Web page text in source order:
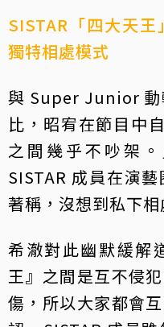
SISTAR「四大天
獨特相處模式
與 Super Junior 動
比，昭宥在節目中
之間幾乎不吵架
SISTAR 成員在演
著稱，沒想到私下
希澈對此幽默緩解
王』之間是互不侵
傷，所以大家都會